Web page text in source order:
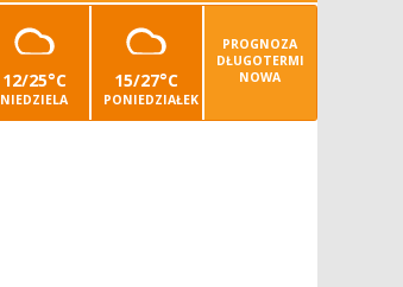
12/25°C
NIEDZIELA
15/27°C
PONIEDZIAŁEK
PROGNOZA
DŁUGOTERMI
NOWA